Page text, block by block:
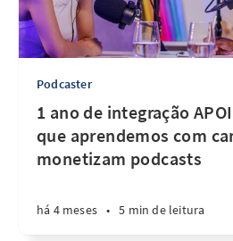
Podcaster
1 ano de integração
que aprendemos com
monetizam podcasts
há 4 meses • 5 min de leitura